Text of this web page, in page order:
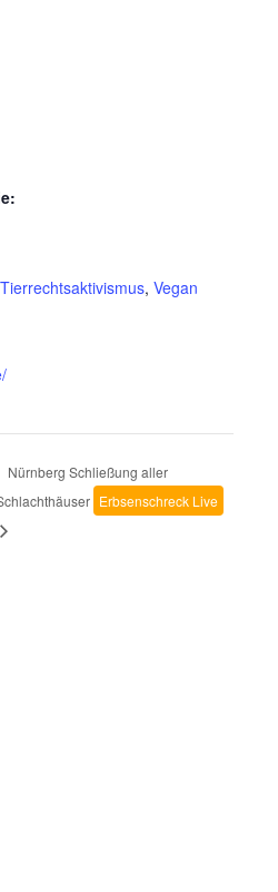
Tierrechtsaktivismus, Vegan
Nürnberg Schließung aller
Erbsenschreck Live